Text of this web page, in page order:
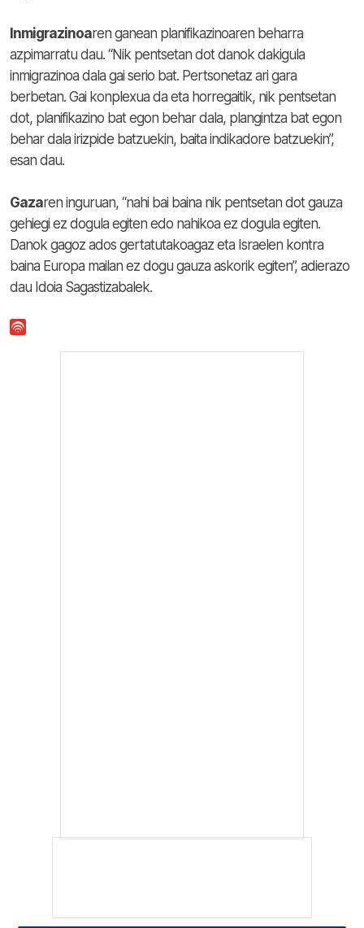
Inmigrazinoaren ganean planifikazinoaren beharra
azpimarratu dau. “Nik pentsetan dot danok dakigula
inmigrazinoa dala gai serio bat. Pertsonetaz ari gara
berbetan. Gai konplexua da eta horregaitik, nik pentsetan
dot, planifikazino bat egon behar dala, plangintza bat egon
behar dala irizpide batzuekin, baita indikadore batzuekin”,
esan dau.
Gazaren inguruan, “nahi bai baina nik pentsetan dot gauza
gehiegi ez dogula egiten edo nahikoa ez dogula egiten.
Danok gagoz ados gertatutakoagaz eta Israelen kontra
baina Europa mailan ez dogu gauza askorik egiten”, adierazo
dau Idoia Sagastizabalek.